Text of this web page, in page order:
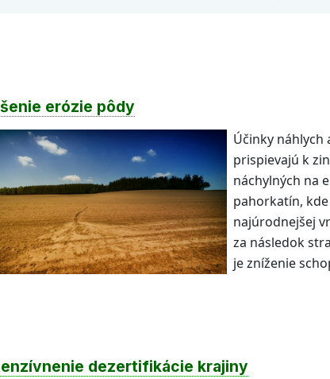
erózie pôdy
Účinky náhlych
prispievajú k
náchylných na
pahorkatín,
najúrodnejšej
za následok
je zníženie
dezertifikácie krajiny